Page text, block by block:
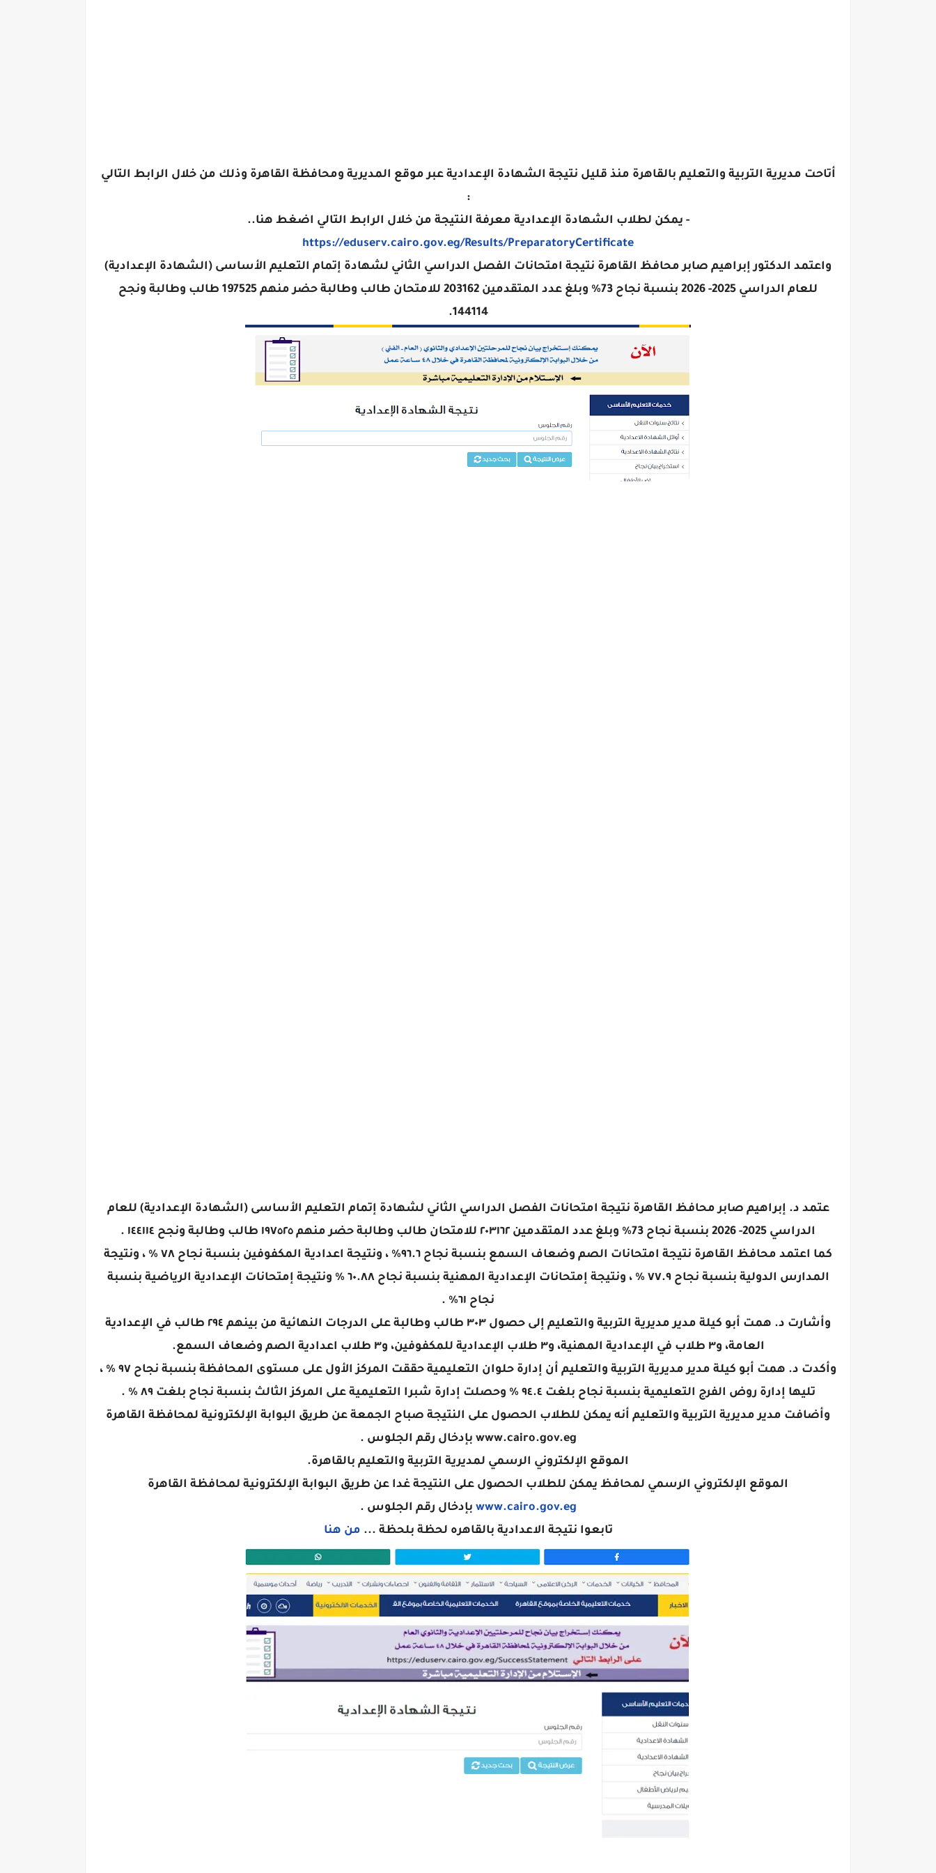
أتاحت مديرية التربية والتعليم بالقاهرة منذ قليل نتيجة الشهادة الإعدادية عبر موقع المديرية ومحافظة القاهرة وذلك من خلال الرابط التالي
:
- يمكن لطلاب الشهادة الإعدادية معرفة النتيجة من خلال الرابط التالي اضغط هنا..
https://eduserv.cairo.gov.eg/Results/PreparatoryCertificate
واعتمد الدكتور إبراهيم صابر محافظ القاهرة نتيجة امتحانات الفصل الدراسي الثاني لشهادة إتمام التعليم الأساسى (الشهادة الإعدادية)
للعام الدراسي 2025- 2026 بنسبة نجاح 73% وبلغ عدد المتقدمين 203162 للامتحان طالب وطالبة حضر منهم 197525 طالب وطالبة ونجح
144114.
عتمد د. إبراهيم صابر محافظ القاهرة نتيجة امتحانات الفصل الدراسي الثاني لشهادة إتمام التعليم الأساسى (الشهادة الإعدادية) للعام
الدراسي 2025- 2026 بنسبة نجاح 73% وبلغ عدد المتقدمين ٢٠٣١٦٢ للامتحان طالب وطالبة حضر منهم ١٩٧٥٢٥ طالب وطالبة ونجح ١٤٤١١٤ .
كما اعتمد محافظ القاهرة نتيجة امتحانات الصم وضعاف السمع بنسبة نجاح ٩٦.٦% ، ونتيجة اعدادية المكفوفين بنسبة نجاح ٧٨ % ، ونتيجة
المدارس الدولية بنسبة نجاح ٧٧.٩ % ، ونتيجة إمتحانات الإعدادية المهنية بنسبة نجاح ٦٠.٨٨ % ونتيجة إمتحانات الإعدادية الرياضية بنسبة
نجاح ٦١% .
وأشارت د. همت أبو كيلة مدير مديرية التربية والتعليم إلى حصول ٣٠٣ طالب وطالبة على الدرجات النهائية من بينهم ٢٩٤ طالب في الإعدادية
العامة، و٣ طلاب في الإعدادية المهنية، و٣ طلاب الإعدادية للمكفوفين، و٣ طلاب اعدادية الصم وضعاف السمع.
وأكدت د. همت أبو كيلة مدير مديرية التربية والتعليم أن إدارة حلوان التعليمية حققت المركز الأول على مستوى المحافظة بنسبة نجاح ٩٧ % ،
تليها إدارة روض الفرج التعليمية بنسبة نجاح بلغت ٩٤.٤ % وحصلت إدارة شبرا التعليمية على المركز الثالث بنسبة نجاح بلغت ٨٩ % .
وأضافت مدير مديرية التربية والتعليم أنه يمكن للطلاب الحصول على النتيجة صباح الجمعة عن طريق البوابة الإلكترونية لمحافظة القاهرة
www.cairo.gov.eg بإدخال رقم الجلوس .
​الموقع الإلكتروني الرسمي لمديرية التربية والتعليم بالقاهرة.
​الموقع الإلكتروني الرسمي لمحافظ يمكن للطلاب الحصول على النتيجة غدا عن طريق البوابة الإلكترونية لمحافظة القاهرة
www.cairo.gov.eg بإدخال رقم الجلوس .
تابعوا نتيجة الاعدادية بالقاهره لحظة بلحظة ... من هنا